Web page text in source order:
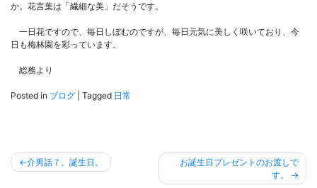
か。花言葉は「繊細な美」だそうです。
一日花ですので、毎日しぼむのですが、毎日元気に美しく咲いており、今
日も梅林園を彩っています。
総務より
Posted in ブログ Tagged 日常
投介男話７。誕生日。
お誕生日プレゼントのお渡しで
す。